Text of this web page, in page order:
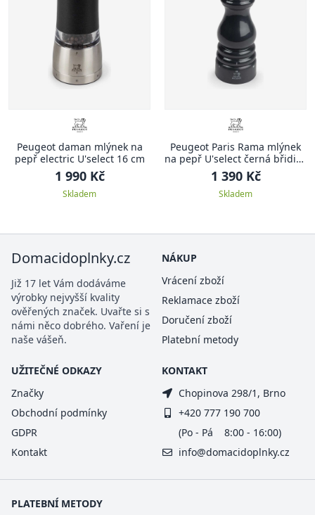
Peugeot daman mlýnek na
pepř electric U'select 16 cm
1 990 Kč
Skladem
Peugeot Paris Rama mlýnek
na pepř U'select černá břidice
18 cm
1 390 Kč
Skladem
Domacidoplnky.cz
Již 17 let Vám dodáváme
výrobky nejvyšší kvality
ověřených značek. Uvařte si s
námi něco dobrého. Vaření je
naše vášeň.
NÁKUP
Vrácení zboží
Reklamace zboží
Doručení zboží
Platební metody
UŽITEČNÉ ODKAZY
Značky
Obchodní podmínky
GDPR
Kontakt
KONTAKT
Chopinova 298/1, Brno
+420 777 190 700
(Po - Pá 8:00 - 16:00)
info@domacidoplnky.cz
PLATEBNÍ METODY